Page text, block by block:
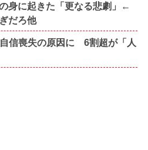
身に起きた「更なる悲劇」←
だろ他
信喪失の原因に 6割超が「人